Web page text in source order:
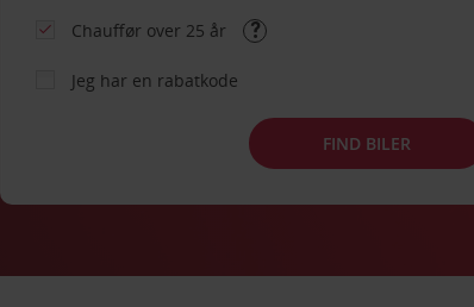
Chauffør over 25 år
Jeg har en rabatkode
FIND BILER